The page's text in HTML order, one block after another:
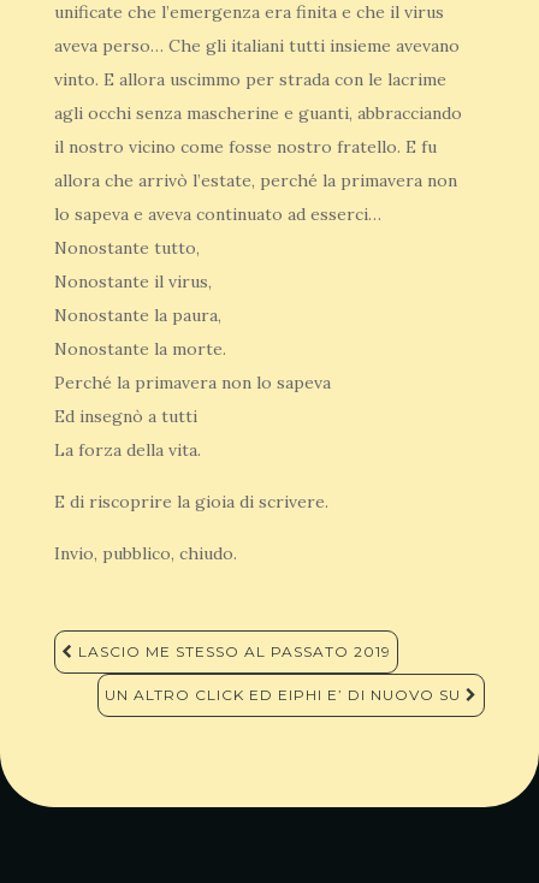
unificate che l’emergenza era finita e che il virus
aveva perso… Che gli italiani tutti insieme avevano
vinto. E allora uscimmo per strada con le lacrime
agli occhi senza mascherine e guanti, abbracciando
il nostro vicino come fosse nostro fratello. E fu
allora che arrivò l’estate, perché la primavera non
lo sapeva e aveva continuato ad esserci…
Nonostante tutto,
Nonostante il virus,
Nonostante la paura,
Nonostante la morte.
Perché la primavera non lo sapeva
Ed insegnò a tutti
La forza della vita.
E di riscoprire la gioia di scrivere.
Invio, pubblico, chiudo.
Navigazione
articoli
LASCIO ME STESSO AL PASSATO 2019
UN ALTRO CLICK ED EIPHI E’ DI NUOVO SU